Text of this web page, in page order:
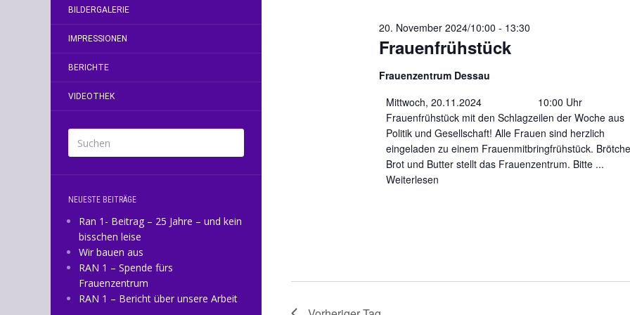
BILDERGALERIE
IMPRESSIONEN
BERICHTE
VIDEOTHEK
NEUESTE BEITRÄGE
Ran 1- Beitrag – 25 Jahre – und kein
bisschen leise
Wir bauen aus
RAN 1 – Spende fürs
Frauenzentrum
RAN 1 – Bericht über unsere Arbeit
Frauenfrühstück
20. November 2024/10:00 - 13:30
Frauenzentrum Dessau
Mittwoch, 20.11.2024 10:00 Uhr
Frauenfrühstück mit den Schlagzeilen der Woche aus
Politik und Gesellschaft! Alle Frauen sind herzlich
eingeladen zu einem Frauenmitbringfrühstück.
Brot und Butter stellt das Frauenzentrum. Bitte ...
Weiterlesen